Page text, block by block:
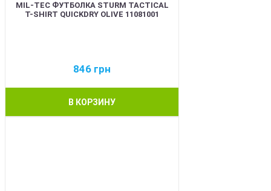
MIL-TEC ФУТБОЛКА STURM TACTICAL
T-SHIRT QUICKDRY OLIVE 11081001
846 грн
В КОРЗИНУ